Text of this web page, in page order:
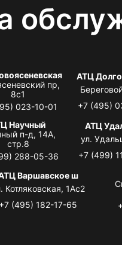
пр,
8с1
023-10-01
АТЦ
+7 (495)
Научный
п-д, 14А,
стр.8
288-05-36
АТЦ
ул.
+7 (499)
Варшавское ш
Котляковская, 1Ас2
+7 (495) 182-17-65